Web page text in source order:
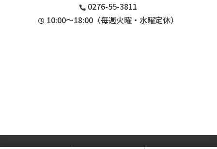
0276-55-3811
10:00〜18:00（毎週火曜・水曜定休）